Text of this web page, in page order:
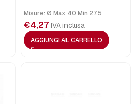
Misure: Ø Max 40 Min 27.5
€4,27 IVA inclusa
AGGIUNGI AL CARRELLO